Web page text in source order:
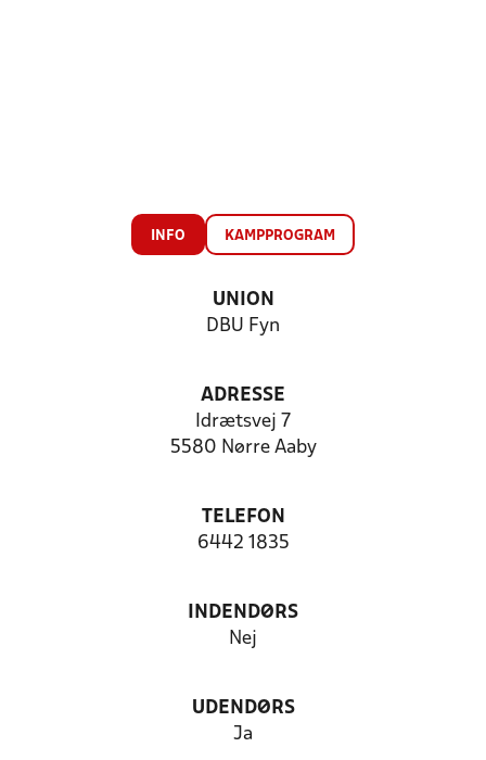
INFO KAMPPROGRAM
UNION
DBU Fyn
ADRESSE
Idrætsvej 7
5580 Nørre Aaby
TELEFON
6442 1835
INDENDØRS
Nej
UDENDØRS
Ja